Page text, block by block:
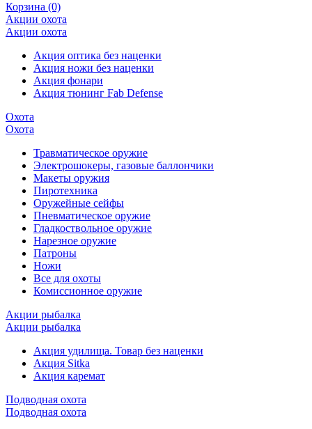
Корзина (0)
Акции охота
Акции охота
Акция оптика без наценки
Акция ножи без наценки
Акция фонари
Акция тюнинг Fab Defense
Охота
Охота
Травматическое оружие
Электрошокеры, газовые баллончики
Макеты оружия
Пиротехника
Оружейные сейфы
Пневматическое оружие
Гладкоствольное оружие
Нарезное оружие
Патроны
Ножи
Все для охоты
Комиссионное оружие
Акции рыбалка
Акции рыбалка
Акция удилища. Товар без наценки
Акция Sitka
Акция каремат
Подводная охота
Подводная охота